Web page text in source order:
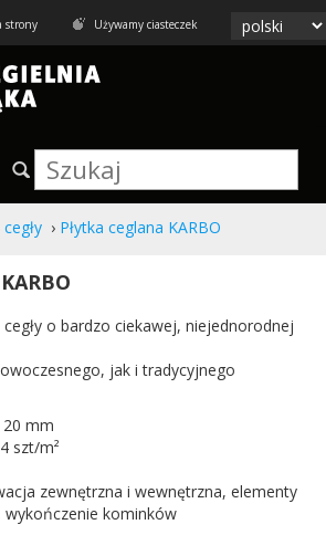
Używamy ciasteczek
strony
› Płytka ceglana KARBO
cegły o bardzo ciekawej, niejednorodnej
jak i tradycyjnego
20 mm
szt/m²
zewnętrzna i wewnętrzna, elementy
kominków